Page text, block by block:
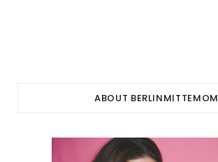
ABOUT BERLINMITTEMOM